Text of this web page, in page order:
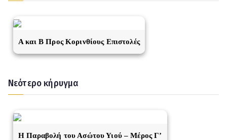
A και Β Προς Κορινθίους Επιστολές
Νεότερο κήρυγμα
Η Παραβολή του Ασώτου Υιού – Μέρος Γ’